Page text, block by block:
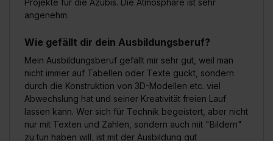
angenehm.
Wie gefällt dir dein Ausbildungsberuf?
Mein Ausbildungsberuf gefällt mir sehr gut, weil man
nicht immer auf Tabellen oder Texte guckt, sondern
durch die Konstruktion von 3D-Modellen etc. viel
Abwechslung hat und seiner Kreativität freien Lauf
lassen kann. Wer sich für Technik begeistert, aber nicht
nur mit Texten und Zahlen, sondern auch mit "Bildern"
zu tun haben will, ist mit der Ausbildung gut